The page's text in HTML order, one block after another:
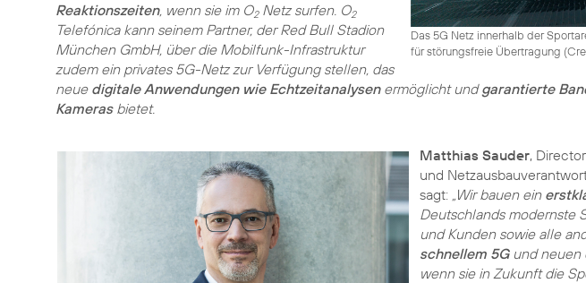
Das 5G Netz innerhalb der
für störungsfreie Übertragung (
Reaktionszeiten, wenn sie im O2Netz surfen. O2
Telefónica kann seinem Partner, der Red Bull Stadion
München GmbH, über die Mobilfunk-Infrastruktur
zudem ein privates 5G-Netz zur Verfügung stellen, das
neue digitale Anwendungen wie Echtzeitanalysenermöglicht undgarantierte
Kamerasbietet.
Matthias Sauder,
und
sagt: „Wir bauen ein
Deutschlands modernste
und Kunden sowie alle
schnellem 5Gund neuen
wenn sie in Zukunft die